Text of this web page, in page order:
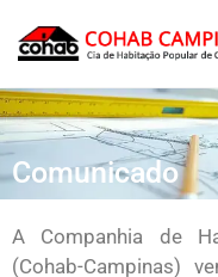
conteúdo
Comunicado
A Companhia de
(Cohab-Campinas)